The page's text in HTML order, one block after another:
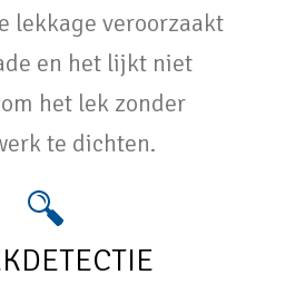
lekkage veroorzaakt
en het lijkt niet
het lek zonder
te dichten.